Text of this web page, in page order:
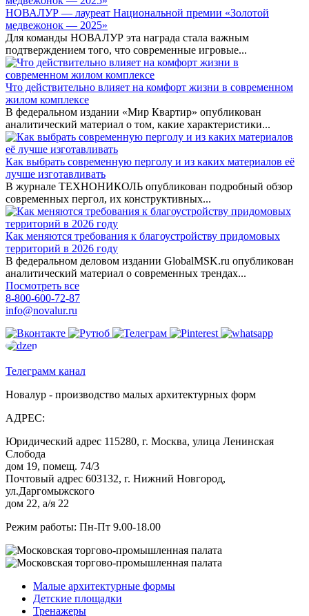
НОВАЛУР — лауреат Национальной премии «Золотой
медвежонок — 2025»
Для команды НОВАЛУР эта награда стала важным
подтверждением того, что современные игровые...
Что действительно влияет на комфорт жизни в современном
жилом комплексе
В федеральном издании «Мир Квартир» опубликован
аналитический материал о том, какие характеристики...
Как выбрать современную перголу и из каких материалов её
лучше изготавливать
В журнале ТЕХНОНИКОЛЬ опубликован подробный обзор
современных пергол, их конструктивных...
Как меняются требования к благоустройству придомовых
территорий в 2026 году
В федеральном деловом издании GlobalMSK.ru опубликован
аналитический материал о современных трендах...
Посмотреть все
8-800-600-72-87
info@novalur.ru
Телеграмм канал
Новалур - производство малых архитектурных форм
АДРЕС:
Юридический адрес 115280, г. Москва, улица Ленинская
Слобода
дом 19, помещ. 74/3
Почтовый адрес 603132, г. Нижний Новгород,
ул.Даргомыжского
дом 22, а/я 22
Режим работы: Пн-Пт 9.00-18.00
Малые архитектурные формы
Детские площадки
Тренажеры